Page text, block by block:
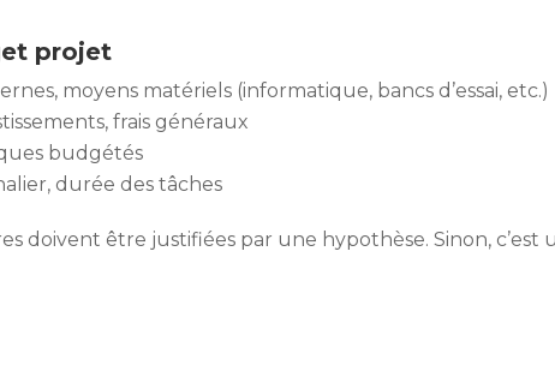
projet
moyens matériels (informatique, bancs d’essai, etc.)
frais généraux
budgétés
durée des tâches
doivent être justifiées par une hypothèse. Sinon, c’est